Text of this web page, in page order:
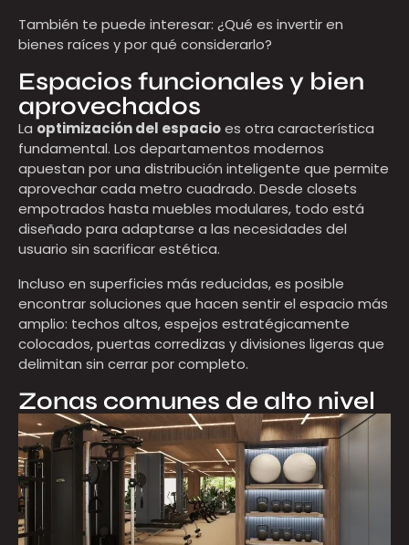
También te puede interesar: ¿Qué es invertir en
bienes raíces y por qué considerarlo?
Espacios funcionales y bien
aprovechados
La optimización del espacioes otra característica
fundamental. Los departamentos modernos
apuestan por una distribución inteligente que permite
aprovechar cada metro cuadrado. Desde closets
empotrados hasta muebles modulares, todo está
diseñado para adaptarse a las necesidades del
usuario sin sacrificar estética.
Incluso en superficies más reducidas, es posible
encontrar soluciones que hacen sentir el espacio más
amplio: techos altos, espejos estratégicamente
colocados, puertas corredizas y divisiones ligeras que
delimitan sin cerrar por completo.
Zonas comunes de alto nivel